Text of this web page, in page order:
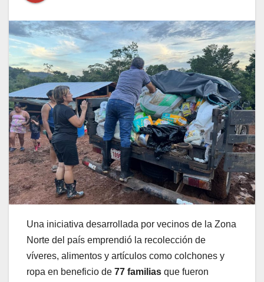
Una iniciativa desarrollada por vecinos de la Zona
Norte del país emprendió la recolección de
víveres, alimentos y artículos como colchones y
ropa en beneficio de 77 familias que fueron